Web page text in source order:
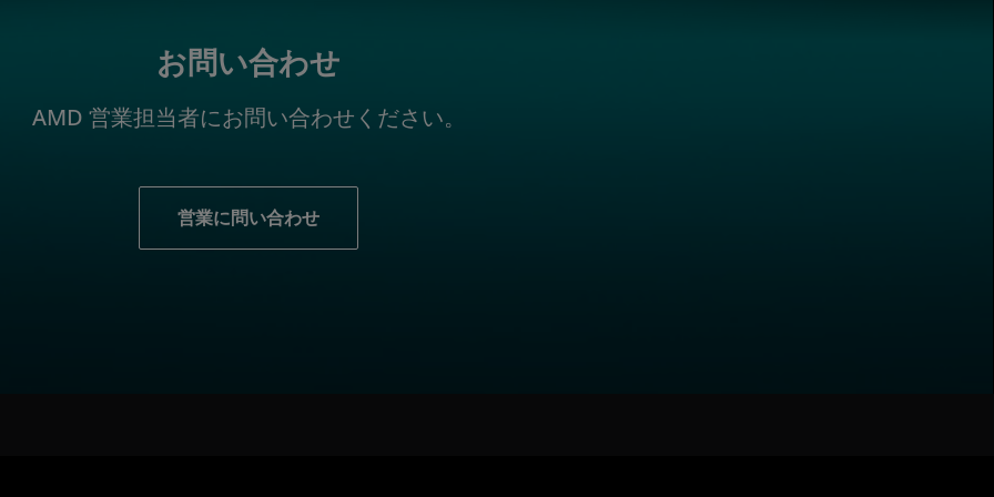
お問い合わせ
AMD 営業担当者にお問い合わせください。
営業に問い合わせ